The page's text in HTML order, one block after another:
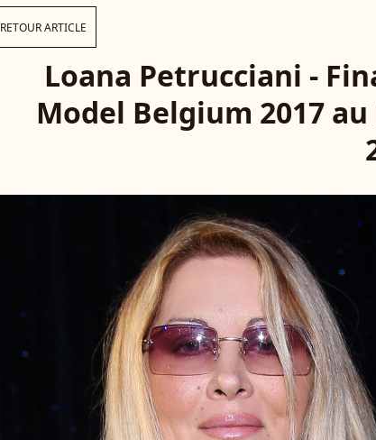
RETOUR ARTICLE
Loana Petrucciani -
Model Belgium 2017